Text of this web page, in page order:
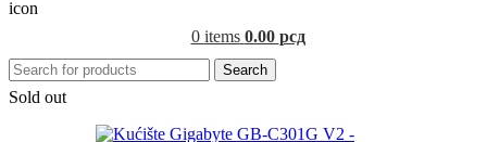
0 items 0.00 рсд
Search
Sold out